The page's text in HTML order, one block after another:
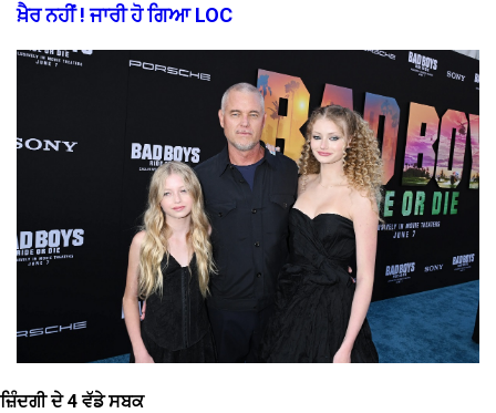
ਖ਼ੈਰ ਨਹੀਂ ! ਜਾਰੀ ਹੋ ਗਿਆ LOC
ਜ਼ਿੰਦਗੀ ਦੇ 4 ਵੱਡੇ ਸਬਕ